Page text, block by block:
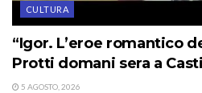
CULTURA
“Igor. L’eroe romantico
Protti domani sera a
5 AGOSTO, 2026